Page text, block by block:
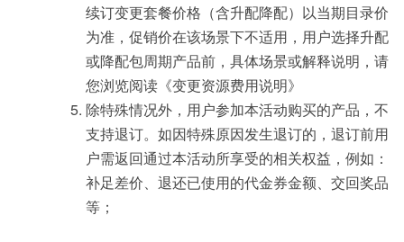
续订变更套餐价格（含升配降配）以当期目录价
为准，促销价在该场景下不适用，用户选择升配
或降配包周期产品前，具体场景或解释说明，请
您浏览阅读《变更资源费用说明》
除特殊情况外，用户参加本活动购买的产品，不
支持退订。如因特殊原因发生退订的，退订前用
户需返回通过本活动所享受的相关权益，例如：
补足差价、退还已使用的代金券金额、交回奖品
等；